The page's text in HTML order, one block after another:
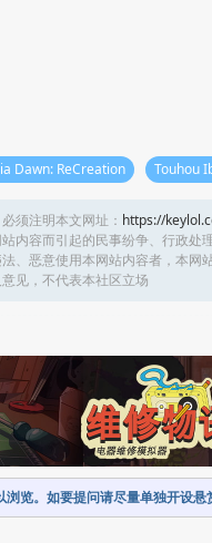
Dawn: ReCreation Touhou
须注明本文网址： https://
内容而引起的民事纷争、行政处
、恶意使用本网站内容者，本网
见，不代表本社区立场
浏览。如要提问请尽量单独开设